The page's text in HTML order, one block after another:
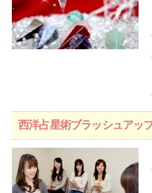
西洋占星術ブラッシュアッ